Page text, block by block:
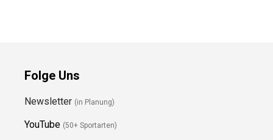
Folge Uns
Newsletter (in Planung)
YouTube (50+ Sportarten)